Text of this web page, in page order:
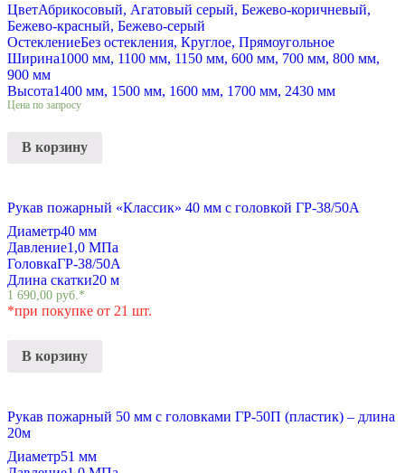
ЦветАбрикосовый, Агатовый серый, Бежево-коричневый,
Бежево-красный, Бежево-серый
ОстеклениеБез остекления, Круглое, Прямоугольное
Ширина1000 мм, 1100 мм, 1150 мм, 600 мм, 700 мм, 800 мм,
900 мм
Высота1400 мм, 1500 мм, 1600 мм, 1700 мм, 2430 мм
Цена по запросу
В корзину
Рукав пожарный «Классик» 40 мм с головкой ГР-38/50А
Диаметр40 мм
Давление1,0 МПа
ГоловкаГР-38/50А
Длина скатки20 м
1 690,00 руб.*
*при покупке от 21 шт.
В корзину
Рукав пожарный 50 мм с головками ГР-50П (пластик) – длина
20м
Диаметр51 мм